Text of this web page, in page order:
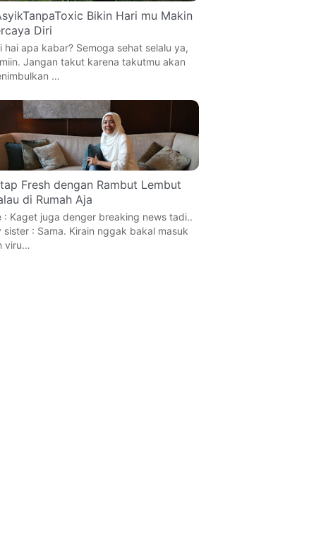
Bikin Hari mu Makin
Diri
hai apa kabar? Semoga sehat selalu ya,
Jangan takut karena takutmu akan
…
Fresh dengan Rambut Lembut
di Rumah Aja
: Kaget juga denger breaking news tadi..
sister : Sama. Kirain nggak bakal masuk
viru…